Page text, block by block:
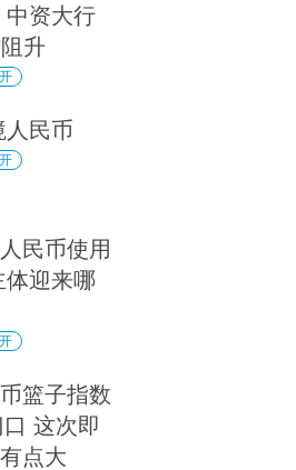
中资大行
升
人民币
民币使用
迎来哪
篮子指数
这次即
点大